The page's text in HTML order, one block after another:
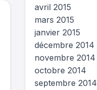
avril 2015
mars 2015
janvier 2015
décembre 2014
novembre 2014
octobre 2014
septembre 2014